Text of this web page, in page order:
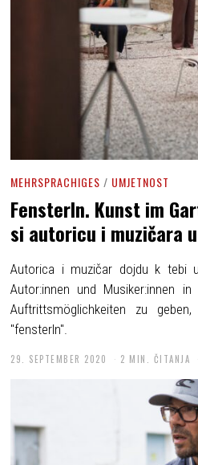
MEHRSPRACHIGES / UMJETNOST
Fensterln. Kunst im
si autoricu i muzičara
Autorica i muzičar dojdu k tebi
Autor:innen und Musiker:innen
Auftrittsmöglichkeiten zu
"fensterln".
29. SEPTEMBER 2020 2 MIN. ČITANJA